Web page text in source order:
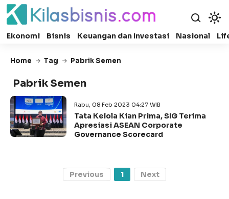
Ekonomi Bisnis Keuangan dan Investasi Nasional
Home Tag Pabrik Semen
Pabrik Semen
Rabu, 08 Feb 2023 04:27 WIB
Tata Kelola Kian Prima, SIG Terima
Apresiasi ASEAN Corporate
Governance Scorecard
Previous 1 Next